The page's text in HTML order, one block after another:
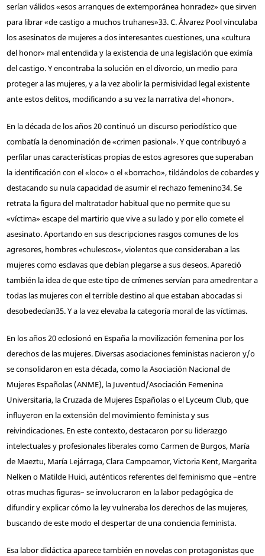
serían válidos «esos arranques de extemporánea honradez» que sirven
para librar «de castigo a muchos truhanes»33. C. Álvarez Pool vinculaba
los asesinatos de mujeres a dos interesantes cuestiones, una «cultura
del honor» mal entendida y la existencia de una legislación que eximía
del castigo. Y encontraba la solución en el divorcio, un medio para
proteger a las mujeres, y a la vez abolir la permisividad legal existente
ante estos delitos, modificando a su vez la narrativa del «honor».
En la década de los años 20 continuó un discurso periodístico que
combatía la denominación de «crimen pasional». Y que contribuyó a
perfilar unas características propias de estos agresores que superaban
la identificación con el «loco» o el «borracho», tildándolos de cobardes y
destacando su nula capacidad de asumir el rechazo femenino34. Se
retrata la figura del maltratador habitual que no permite que su
«víctima» escape del martirio que vive a su lado y por ello comete el
asesinato. Aportando en sus descripciones rasgos comunes de los
agresores, hombres «chulescos», violentos que consideraban a las
mujeres como esclavas que debían plegarse a sus deseos. Apareció
también la idea de que este tipo de crímenes servían para amedrentar a
todas las mujeres con el terrible destino al que estaban abocadas si
desobedecían35. Y a la vez elevaba la categoría moral de las víctimas.
En los años 20 eclosionó en España la movilización femenina por los
derechos de las mujeres. Diversas asociaciones feministas nacieron y/o
se consolidaron en esta década, como la Asociación Nacional de
Mujeres Españolas (ANME), la Juventud/Asociación Femenina
Universitaria, la Cruzada de Mujeres Españolas o el Lyceum Club, que
influyeron en la extensión del movimiento feminista y sus
reivindicaciones. En este contexto, destacaron por su liderazgo
intelectuales y profesionales liberales como Carmen de Burgos, María
de Maeztu, María Lejárraga, Clara Campoamor, Victoria Kent, Margarita
Nelken o Matilde Huici, auténticos referentes del feminismo que –entre
otras muchas figuras– se involucraron en la labor pedagógica de
difundir y explicar cómo la ley vulneraba los derechos de las mujeres,
buscando de este modo el despertar de una conciencia feminista.
Esa labor didáctica aparece también en novelas con protagonistas que